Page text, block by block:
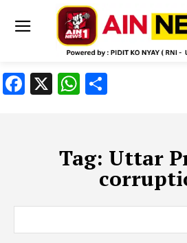
Facebook
X WhatsApp
Tag: Uttar